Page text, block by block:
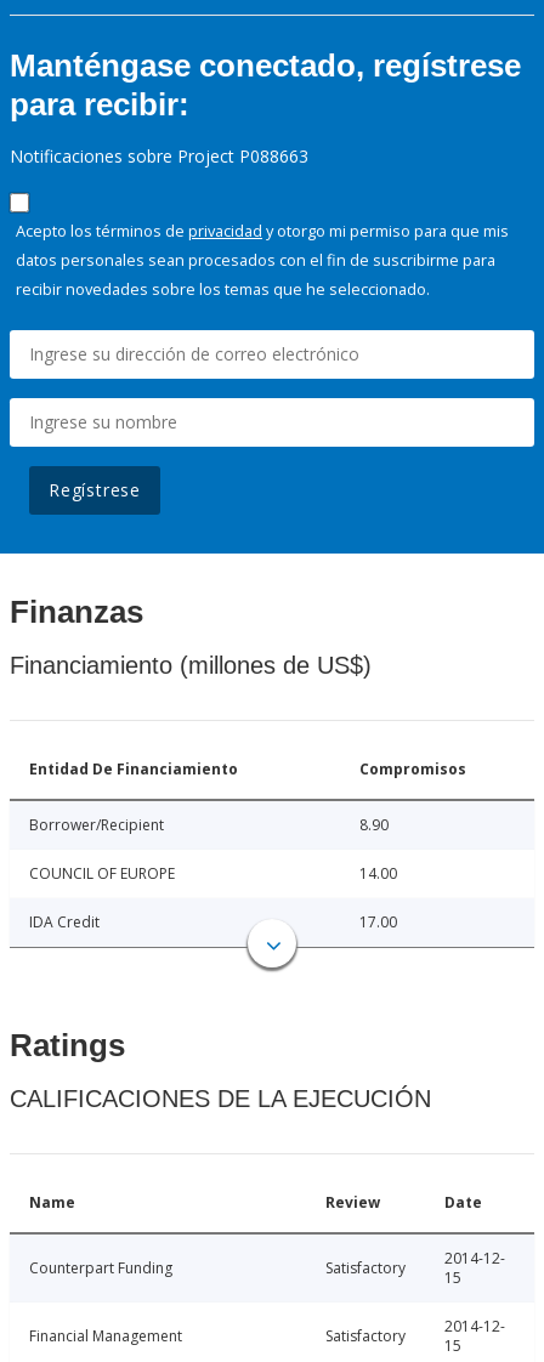
Manténgase conectado, regístrese
para recibir:
Notificaciones sobre Project P088663
Acepto los términos de privacidad y otorgo mi permiso para que mis
datos personales sean procesados con el fin de suscribirme para
recibir novedades sobre los temas que he seleccionado.
Regístrese
Finanzas
Financiamiento (millones de US$)
Entidad De Financiamiento Compromisos
Borrower/Recipient 8.90
COUNCIL OF EUROPE 14.00
IDA Credit 17.00
Ratings
CALIFICACIONES DE LA EJECUCIÓN
Name Review Date
Counterpart Funding Satisfactory
2014-12-
15
Financial Management Satisfactory
2014-12-
15